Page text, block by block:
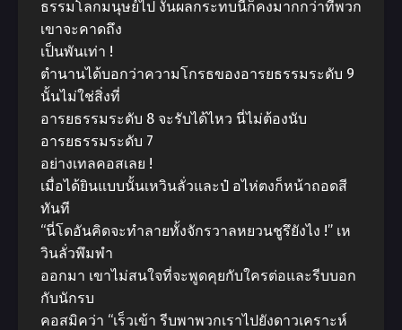
ธรรมโลกมนุษย์ไป งั้นผลกระทบนี้ก็คงมากกว่าที่พวก
เขาจะคาดถึง
เป็นพันเท่า !
ตำนานได้บอกว่าความโกรธของอารยธรรมระดับ 9
นั้นไม่ใช่สิ่งที่
อารยธรรมระดับ 8 จะรับได้ไหว นี่ไม่ต้องนับ
อารยธรรมระดับ 7
อย่างเทลคอสเลย !
เมื่อได้ยินแบบนั้นเหวินลั่วและป๋ อไห่ตงก็หน้าถอดสี
ทันที
“นี่โดอันคิดจะทำลายทั้งจักรวาลหยวนชูรึยังไง !” เห
วินลั่วพึมพำ
ออกมา เขาไม่สนใจที่จะพูดคุยกับใครต่อและรีบบอก
กับนักรบ
คอสมิคว่า “เร็วเข้า รีบพาพวกเราไปยังดาวเคราะห์